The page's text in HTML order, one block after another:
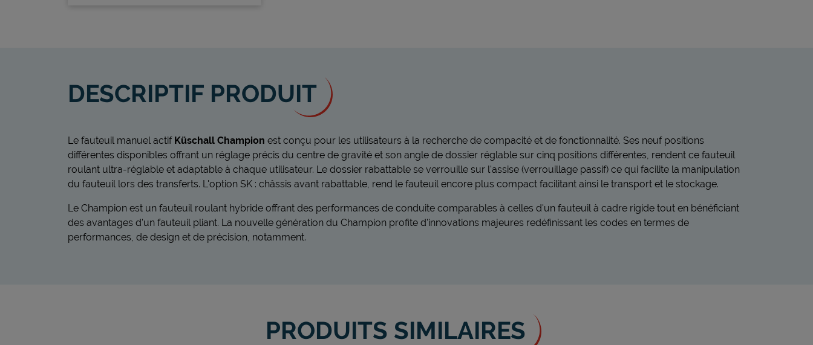
DESCRIPTIF PRODUIT
Le fauteuil manuel actif Küschall Champion est conçu pour les utilisateurs à la recherche de compacité et de fonctionnalité. Ses neuf positions
différentes disponibles offrant un réglage précis du centre de gravité et son angle de dossier réglable sur cinq positions différentes, rendent ce fauteuil
roulant ultra-réglable et adaptable à chaque utilisateur. Le dossier rabattable se verrouille sur l'assise (verrouillage passif) ce qui facilite la manipulation
du fauteuil lors des transferts. L'option SK : châssis avant rabattable, rend le fauteuil encore plus compact facilitant ainsi le transport et le stockage.
Le Champion est un fauteuil roulant hybride offrant des performances de conduite comparables à celles d'un fauteuil à cadre rigide tout en bénéficiant
des avantages d'un fauteuil pliant. La nouvelle génération du Champion profite d'innovations majeures redéfinissant les codes en termes de
performances, de design et de précision, notamment.
PRODUITS SIMILAIRES